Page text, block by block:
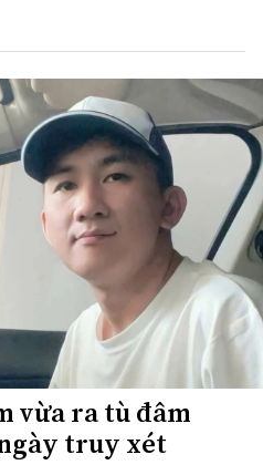
vừa ra tù đâm
ngày truy xét